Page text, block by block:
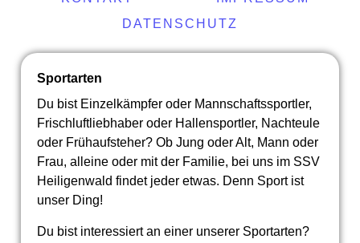
DATENSCHUTZ
Sportarten
Du bist Einzelkämpfer oder Mannschaftssportler,
Frischluftliebhaber oder Hallensportler, Nachteule
oder Frühaufsteher? Ob Jung oder Alt, Mann oder
Frau, alleine oder mit der Familie, bei uns im SSV
Heiligenwald findet jeder etwas. Denn Sport ist
unser Ding!
Du bist interessiert an einer unserer Sportarten?